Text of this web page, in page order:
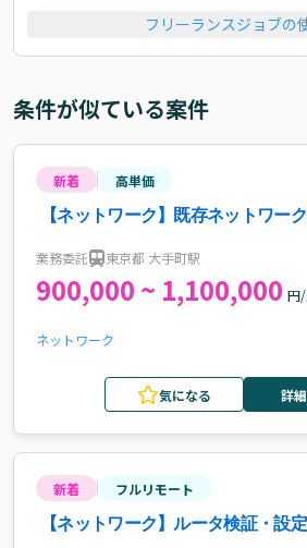
フリーランスジョブの
条件が似ている案件
新着 高単価
【ネットワーク】既存ネットワー
業務委託 東京都 大手町駅
900,000 ~ 1,100,000 円
ネットワーク
気になる 詳
新着 フルリモート
【ネットワーク】ルータ検証・設